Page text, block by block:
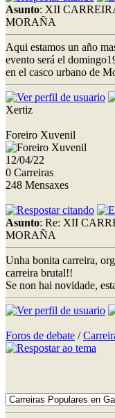
Asunto: XII
MORAÑA
Aqui estamos un año
evento será el
en el casco urbano de
Xertiz
Foreiro Xuvenil
12/04/22
0 Carreiras
248 Mensaxes
Asunto: Re: XII
MORAÑA
Unha bonita carreira,
carreira brutal!!
Se non hai novidade,
Foros de debate /